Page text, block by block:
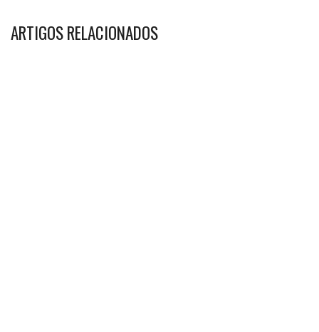
ARTIGOS RELACIONADOS